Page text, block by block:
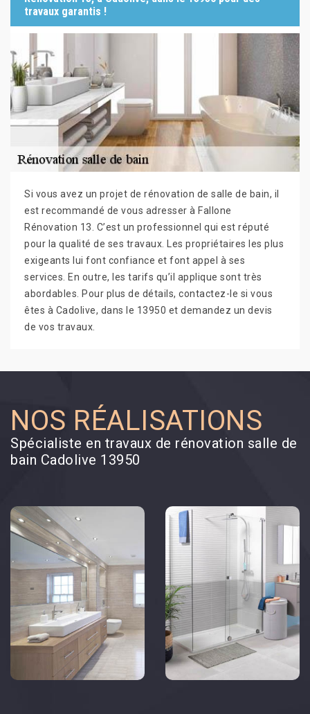
travaux garantis !
Si vous avez un projet de rénovation de salle de bain, il
est recommandé de vous adresser à Fallone
Rénovation 13. C’est un professionnel qui est réputé
pour la qualité de ses travaux. Les propriétaires les plus
exigeants lui font confiance et font appel à ses
services. En outre, les tarifs qu’il applique sont très
abordables. Pour plus de détails, contactez-le si vous
êtes à Cadolive, dans le 13950 et demandez un devis
de vos travaux.
NOS RÉALISATIONS
Spécialiste en travaux de rénovation salle de
bain Cadolive 13950